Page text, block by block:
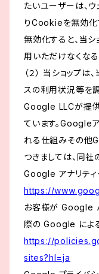
たいユーザーは、
りCookieを無効化
無効化すると、当
用いただけなくな
（２） 当ショップ
スの利用状況等を
Google LLCが提
ています。Google
れる仕組みその他
つきましては、同社
Google アナリティ
https://
お客様が Google
際の Google によ
https://
sites?hl=ja